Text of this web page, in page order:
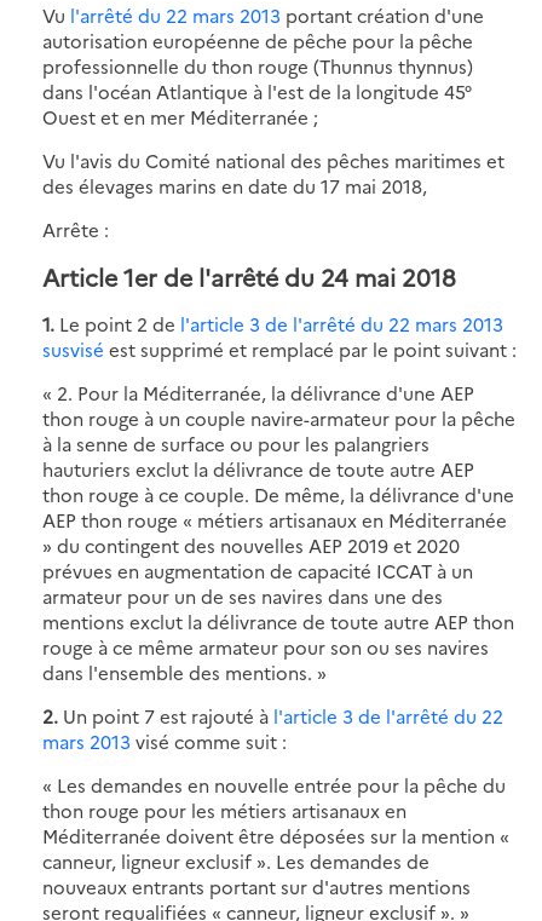
Vu l'arrêté du 22 mars 2013 portant création d'une
autorisation européenne de pêche pour la pêche
professionnelle du thon rouge (Thunnus thynnus)
dans l'océan Atlantique à l'est de la longitude 45°
Ouest et en mer Méditerranée ;
Vu l'avis du Comité national des pêches maritimes et
des élevages marins en date du 17 mai 2018,
Arrête :
Article 1er de l'arrêté du 24 mai 2018
1. Le point 2 de l'article 3 de l'arrêté du 22 mars 2013
susvisé est supprimé et remplacé par le point suivant :
« 2. Pour la Méditerranée, la délivrance d'une AEP
thon rouge à un couple navire-armateur pour la pêche
à la senne de surface ou pour les palangriers
hauturiers exclut la délivrance de toute autre AEP
thon rouge à ce couple. De même, la délivrance d'une
AEP thon rouge « métiers artisanaux en Méditerranée
» du contingent des nouvelles AEP 2019 et 2020
prévues en augmentation de capacité ICCAT à un
armateur pour un de ses navires dans une des
mentions exclut la délivrance de toute autre AEP thon
rouge à ce même armateur pour son ou ses navires
dans l'ensemble des mentions. »
2. Un point 7 est rajouté à l'article 3 de l'arrêté du 22
mars 2013 visé comme suit :
« Les demandes en nouvelle entrée pour la pêche du
thon rouge pour les métiers artisanaux en
Méditerranée doivent être déposées sur la mention «
canneur, ligneur exclusif ». Les demandes de
nouveaux entrants portant sur d'autres mentions
seront requalifiées « canneur, ligneur exclusif ». »